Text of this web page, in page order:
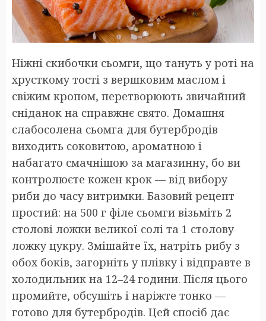
Ніжні скибочки сьомги, що тануть у роті на
хрусткому тості з вершковим маслом і
свіжим кропом, перетворюють звичайний
сніданок на справжнє свято. Домашня
слабосолена сьомга для бутербродів
виходить соковитою, ароматною і
набагато смачнішою за магазинну, бо ви
контролюєте кожен крок — від вибору
риби до часу витримки. Базовий рецепт
простий: на 500 г філе сьомги візьміть 2
столові ложки великої солі та 1 столову
ложку цукру. Змішайте їх, натріть рибу з
обох боків, загорніть у плівку і відправте в
холодильник на 12–24 години. Після цього
промийте, обсушіть і наріжте тонко —
готово для бутербродів. Цей спосіб дає